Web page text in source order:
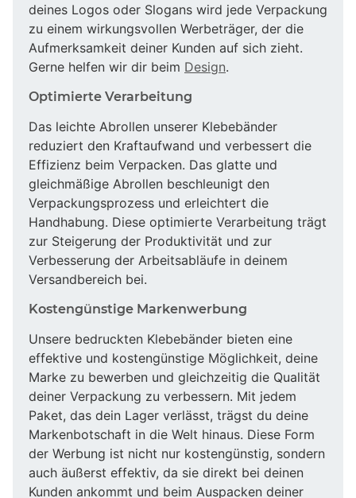
deines Logos oder Slogans wird jede Verpackung
zu einem wirkungsvollen Werbeträger, der die
Aufmerksamkeit deiner Kunden auf sich zieht.
Gerne helfen wir dir beim Design.
Optimierte Verarbeitung
Das leichte Abrollen unserer Klebebänder
reduziert den Kraftaufwand und verbessert die
Effizienz beim Verpacken. Das glatte und
gleichmäßige Abrollen beschleunigt den
Verpackungsprozess und erleichtert die
Handhabung. Diese optimierte Verarbeitung trägt
zur Steigerung der Produktivität und zur
Verbesserung der Arbeitsabläufe in deinem
Versandbereich bei.
Kostengünstige Markenwerbung
Unsere bedruckten Klebebänder bieten eine
effektive und kostengünstige Möglichkeit, deine
Marke zu bewerben und gleichzeitig die Qualität
deiner Verpackung zu verbessern. Mit jedem
Paket, das dein Lager verlässt, trägst du deine
Markenbotschaft in die Welt hinaus. Diese Form
der Werbung ist nicht nur kostengünstig, sondern
auch äußerst effektiv, da sie direkt bei deinen
Kunden ankommt und beim Auspacken deiner